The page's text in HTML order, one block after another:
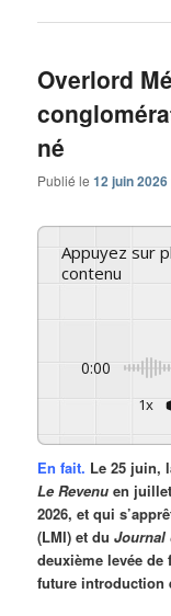
Overlord
né
Publié le12 juin 2026
Appuyez sur play pour écouter ce
contenu
0:00
1x
En fait. Le 25 juin,
Le Revenu en
2026, et qui
(LMI) et duJournal
deuxième levée
future introduction